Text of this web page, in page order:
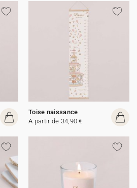
Toise naissance
A partir de 34,90 €